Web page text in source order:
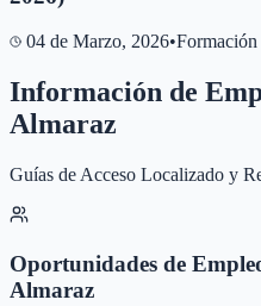
04 de Marzo, 2026•Formación
Información de
Almaraz
Guías de Acceso Localizado y
Oportunidades de
Almaraz